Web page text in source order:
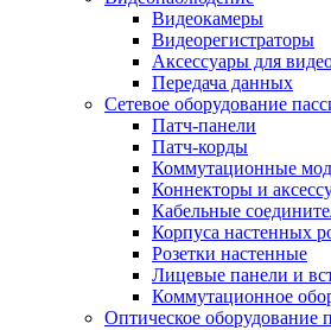
Видеокамеры
Видеорегистраторы
Аксессуары для
Передача данных
Сетевое оборудование
Патч-панели
Патч-корды
Коммутационные
Коннекторы и
Кабельные
Корпуса настенных
Розетки настенные
Лицевые панели и
Коммутационное
Оптическое оборудование